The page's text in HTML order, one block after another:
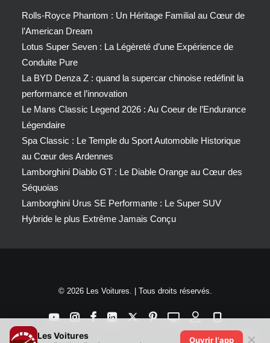
Rolls-Royce Phantom : Un Héritage Familial au Cœur de
l’American Dream
Lotus Super Seven : La Légèreté d’une Expérience de
Conduite Pure
La BYD Denza Z : quand la supercar chinoise redéfinit la
performance et l’innovation
Le Mans Classic Legend 2026 : Au Coeur de l’Endurance
Légendaire
Spa Classic : Le Temple du Sport Automobile Historique
au Cœur des Ardennes
Lamborghini Diablo GT : Le Diable Orange au Cœur des
Séquoias
Lamborghini Urus SE Performante : Le Super SUV
Hybride le plus Extrême Jamais Conçu
© 2026 Les Voitures. | Tous droits réservés.
Les Voitures Ouvrir l'app ✕